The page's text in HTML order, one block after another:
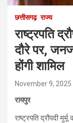
छत्तीसगढ़ राज्य
राष्ट्रपति
दौरे पर,
होंगी शामिल
November 9, 2025
रायपुर
राष्ट्रपति द्रौपदी